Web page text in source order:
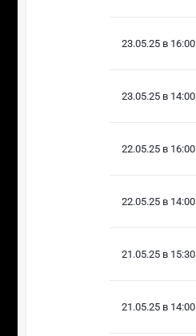
23.05.25 в 16:00
23.05.25 в 14:00
22.05.25 в 16:00
22.05.25 в 14:00
21.05.25 в 15:30
21.05.25 в 14:00